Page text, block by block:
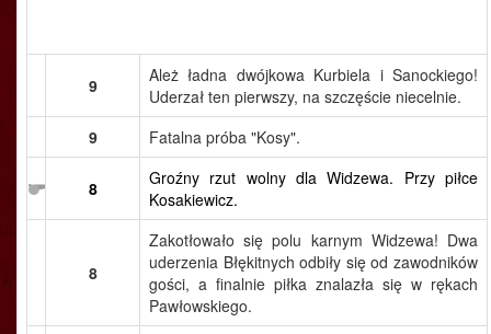
9
Ależ ładna dwójkowa Kurbiela i Sanockiego!
Uderzał ten pierwszy, na szczęście niecelnie.
9
Fatalna próba "Kosy".
8
Groźny rzut wolny dla Widzewa. Przy piłce
Kosakiewicz.
8
Zakotłowało się polu karnym Widzewa! Dwa
uderzenia Błękitnych odbiły się od zawodników
gości, a finalnie piłka znalazła się w rękach
Pawłowskiego.